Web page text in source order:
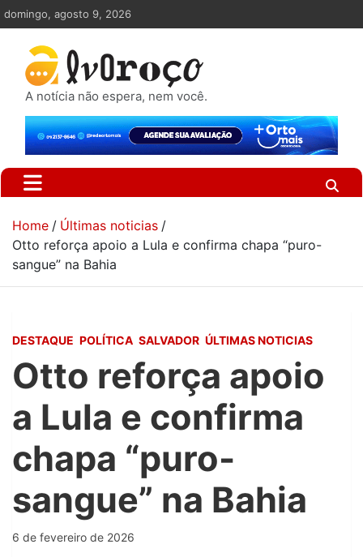
Skip
to
content
domingo, agosto 9, 2026
A notícia não espera, nem você.
Home
Últimas noticias
Otto reforça apoio a Lula e confirma chapa “puro-
sangue” na Bahia
DESTAQUE POLÍTICA SALVADOR ÚLTIMAS NOTICIAS
Otto reforça apoio
a Lula e confirma
chapa “puro-
sangue” na Bahia
6 de fevereiro de 2026